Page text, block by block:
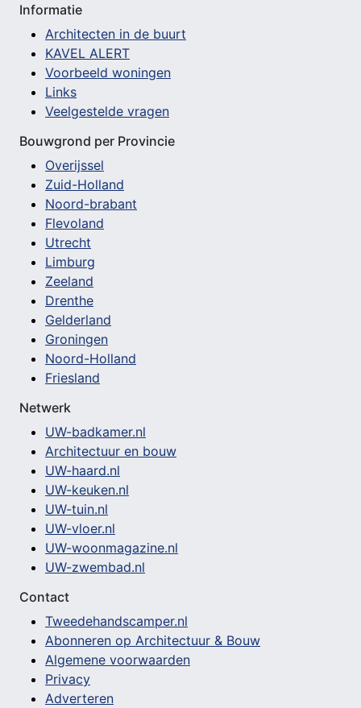
Informatie
Architecten in de buurt
KAVEL ALERT
Voorbeeld woningen
Links
Veelgestelde vragen
Bouwgrond per Provincie
Overijssel
Zuid-Holland
Noord-brabant
Flevoland
Utrecht
Limburg
Zeeland
Drenthe
Gelderland
Groningen
Noord-Holland
Friesland
Netwerk
UW-badkamer.nl
Architectuur en bouw
UW-haard.nl
UW-keuken.nl
UW-tuin.nl
UW-vloer.nl
UW-woonmagazine.nl
UW-zwembad.nl
Contact
Tweedehandscamper.nl
Abonneren op Architectuur & Bouw
Algemene voorwaarden
Privacy
Adverteren